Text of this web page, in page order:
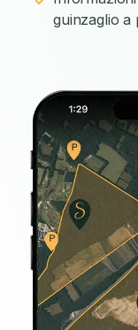
guinzaglio a